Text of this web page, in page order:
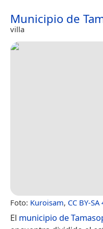
Municipio de
villa
Foto: Kuroisam, CC BY-SA
El municipio de